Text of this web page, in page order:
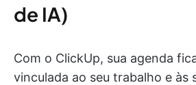
de IA)
Com o ClickUp, sua agenda
vinculada ao seu trabalho e às